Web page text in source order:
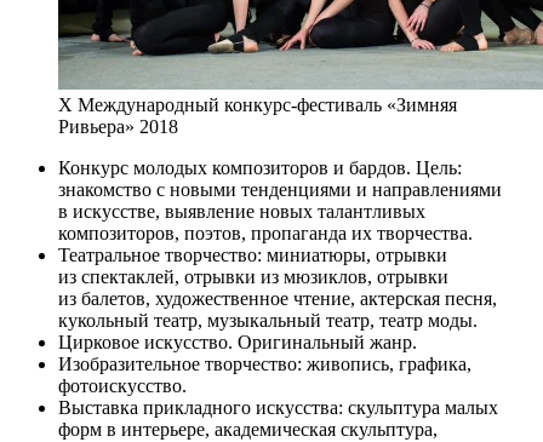
Х Международный конкурс-фестиваль «Зимняя
Ривьера» 2018
Конкурс молодых композиторов и бардов. Цель:
знакомство с новыми тенденциями и направлениями
в искусстве, выявление новых талантливых
композиторов, поэтов, пропаганда их творчества.
Театральное творчество: миниатюры, отрывки
из спектаклей, отрывки из мюзиклов, отрывки
из балетов, художественное чтение, актерская песня,
кукольный театр, музыкальный театр, театр моды.
Цирковое искусство. Оригинальный жанр.
Изобразительное творчество: живопись, графика,
фотоискусство.
Выставка прикладного искусства: скульптура малых
форм в интерьере, академическая скульптура,